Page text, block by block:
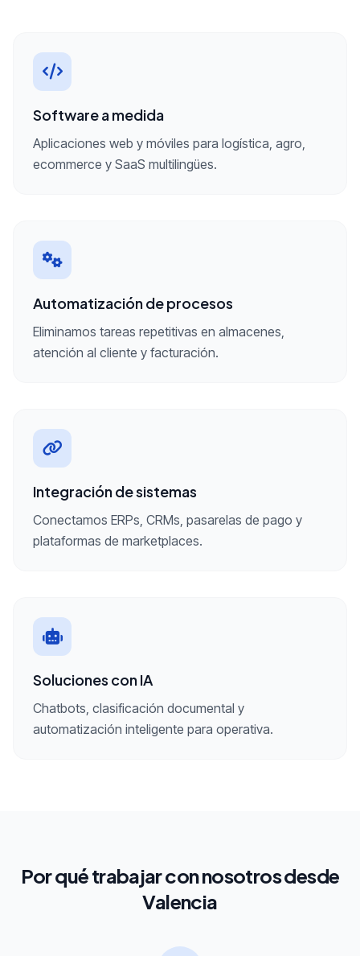
Software a medida
Aplicaciones web y móviles para logística, agro,
ecommerce y SaaS multilingües.
Automatización de procesos
Eliminamos tareas repetitivas en almacenes,
atención al cliente y facturación.
Integración de sistemas
Conectamos ERPs, CRMs, pasarelas de pago y
plataformas de marketplaces.
Soluciones con IA
Chatbots, clasificación documental y
automatización inteligente para operativa.
Por qué trabajar con nosotros desde
Valencia